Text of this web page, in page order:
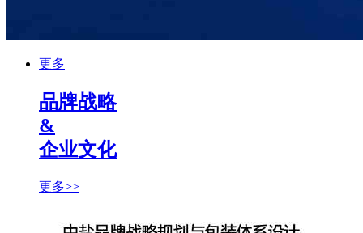
更多
品牌战略
&
企业文化
更多>>